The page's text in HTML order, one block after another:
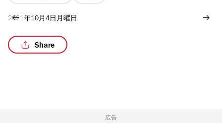
2021年10月4日月曜日
Share
広告